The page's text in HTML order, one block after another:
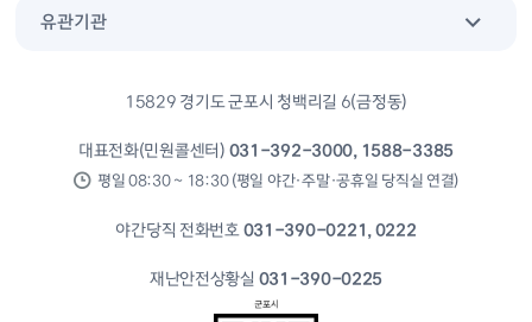
유관기관
15829 경기도 군포시 청백리길 6(금정동)
대표전화(민원콜센터) 031-392-3000, 1588-3385
평일 08:30 ~ 18:30 (평일 야간·주말·공휴일 당직실 연결)
야간당직 전화번호031-390-0221, 0222
재난안전상황실 031-390-0225